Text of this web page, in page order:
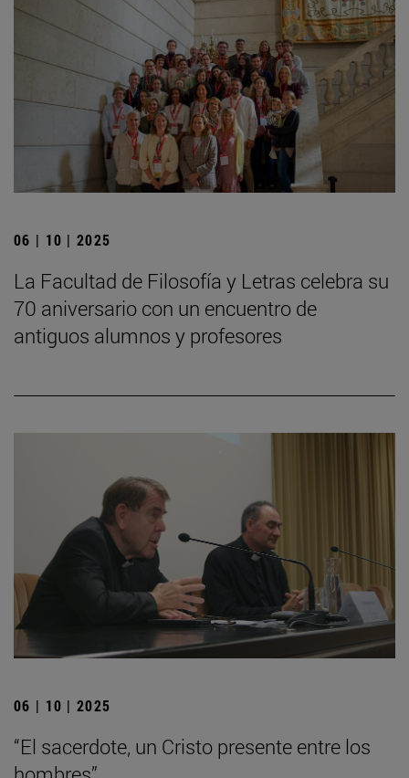
06 | 10 | 2025
La Facultad de Filosofía y Letras celebra su
70 aniversario con un encuentro de
antiguos alumnos y profesores
06 | 10 | 2025
“El sacerdote, un Cristo presente entre los